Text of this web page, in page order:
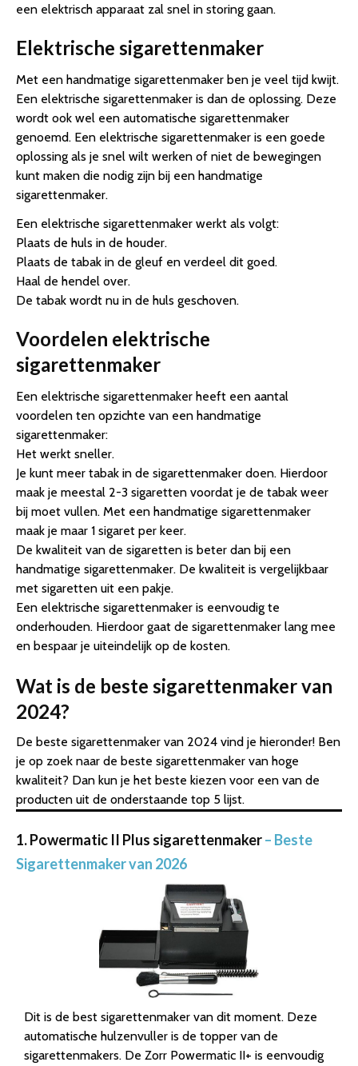
een elektrisch apparaat zal snel in storing gaan.
Elektrische sigarettenmaker
Met een handmatige sigarettenmaker ben je veel tijd kwijt.
Een elektrische sigarettenmaker is dan de oplossing. Deze
wordt ook wel een automatische sigarettenmaker
genoemd. Een elektrische sigarettenmaker is een goede
oplossing als je snel wilt werken of niet de bewegingen
kunt maken die nodig zijn bij een handmatige
sigarettenmaker.
Een elektrische sigarettenmaker werkt als volgt:
Plaats de huls in de houder.
Plaats de tabak in de gleuf en verdeel dit goed.
Haal de hendel over.
De tabak wordt nu in de huls geschoven.
Voordelen elektrische
sigarettenmaker
Een elektrische sigarettenmaker heeft een aantal
voordelen ten opzichte van een handmatige
sigarettenmaker:
Het werkt sneller.
Je kunt meer tabak in de sigarettenmaker doen. Hierdoor
maak je meestal 2-3 sigaretten voordat je de tabak weer
bij moet vullen. Met een handmatige sigarettenmaker
maak je maar 1 sigaret per keer.
De kwaliteit van de sigaretten is beter dan bij een
handmatige sigarettenmaker. De kwaliteit is vergelijkbaar
met sigaretten uit een pakje.
Een elektrische sigarettenmaker is eenvoudig te
onderhouden. Hierdoor gaat de sigarettenmaker lang mee
en bespaar je uiteindelijk op de kosten.
Wat is de beste sigarettenmaker van
2024?
De beste sigarettenmaker van 2024 vind je hieronder! Ben
je op zoek naar de beste sigarettenmaker van hoge
kwaliteit? Dan kun je het beste kiezen voor een van de
producten uit de onderstaande top 5 lijst.
1. Powermatic II Plus sigarettenmaker– Beste
Sigarettenmaker van 2026
Dit is de best sigarettenmaker van dit moment. Deze
automatische hulzenvuller is de topper van de
sigarettenmakers. De Zorr Powermatic II+ is eenvoudig